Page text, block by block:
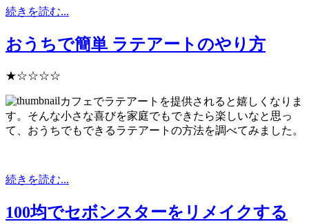
続きを読む...
おうちで簡単 ラテアートのやり方
★☆☆☆☆
カフェでラテアートを提供されると嬉しくなりま
す。そんな小さな喜びを家庭でもできたら楽しいなと思っ
て、おうちでもできるラテアートの方法を調べてみました。
続きを読む...
100均でセボンスターをリメイクする